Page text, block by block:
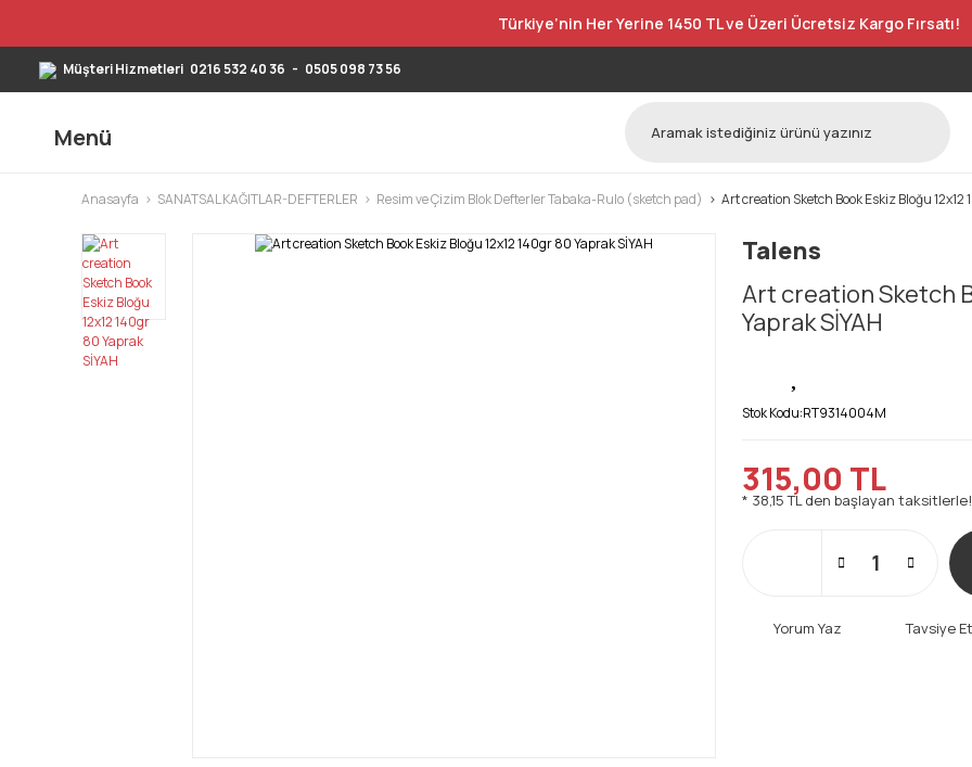
Türkiye’nin Her Yerine 1450 TL ve Üzeri Ücretsiz Kargo Fırsatı!
Müşteri Hizmetleri 0216 532 40 36 - 0505 098 73 56
Menü
Anasayfa SANATSAL KAĞITLAR-DEFTERLER Resim ve Çizim Blok Defterler Tabaka-Rulo (sketch pad) Art creation Sketch Book Eskiz Bloğu 12x12
Talens
Art creation Sketch
Yaprak SİYAH
Stok Kodu:RT9314004M
315,00 TL
* 38,15 TL den başlayan
Yorum Yaz Tavsiye Et